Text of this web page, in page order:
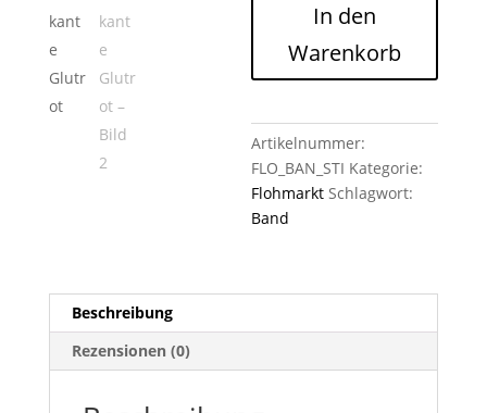
Stickkante
Glutrot
In den
Warenkorb
Artikelnummer:
FLO_BAN_STI Kategorie:
Flohmarkt Schlagwort:
Band
Beschreibung
Rezensionen (0)